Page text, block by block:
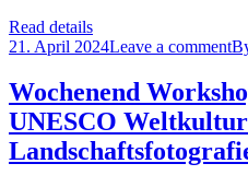
Read details
21. April 2024Leave a comment
Wochenend
UNESCO